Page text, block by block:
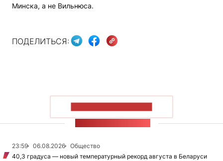
Минска, а не Вильнюса.
ПОДЕЛИТЬСЯ:
23:59 06.08.2026
Общество
40,3 градуса — новый температурный рекорд августа в Беларуси